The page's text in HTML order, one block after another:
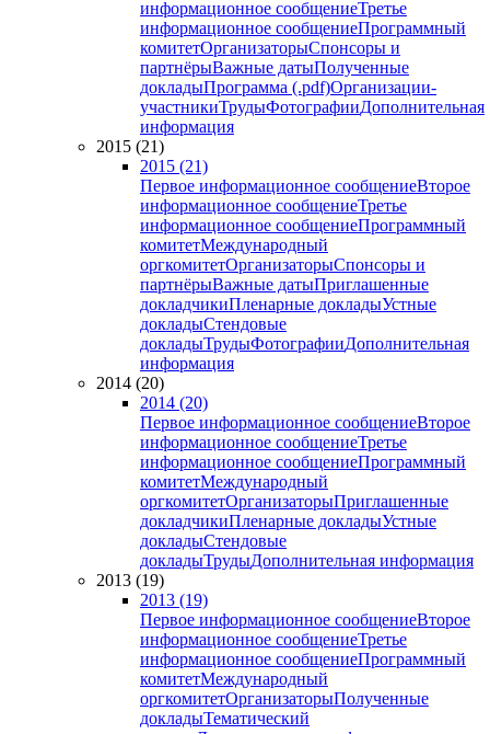
информационное сообщениеТретье
информационное сообщениеПрограммный
комитетОрганизаторыСпонсоры и
партнёрыВажные датыПолученные
докладыПрограмма (.pdf)Организации-
участникиТрудыФотографииДополнительная
информация
2015 (21)
2015 (21)
Первое информационное сообщениеВторое
информационное сообщениеТретье
информационное сообщениеПрограммный
комитетМеждународный
оргкомитетОрганизаторыСпонсоры и
партнёрыВажные датыПриглашенные
докладчикиПленарные докладыУстные
докладыСтендовые
докладыТрудыФотографииДополнительная
информация
2014 (20)
2014 (20)
Первое информационное сообщениеВторое
информационное сообщениеТретье
информационное сообщениеПрограммный
комитетМеждународный
оргкомитетОрганизаторыПриглашенные
докладчикиПленарные докладыУстные
докладыСтендовые
докладыТрудыДополнительная информация
2013 (19)
2013 (19)
Первое информационное сообщениеВторое
информационное сообщениеТретье
информационное сообщениеПрограммный
комитетМеждународный
оргкомитетОрганизаторыПолученные
докладыТематический